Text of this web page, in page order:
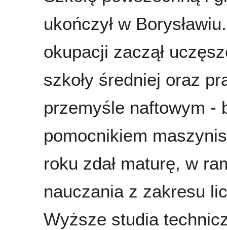
ukończył w
okupacji zaczął
szkoły średniej oraz
przemyśle naftowym -
pomocnikiem
roku zdał maturę, w
nauczania z zakresu
Wyższe studia